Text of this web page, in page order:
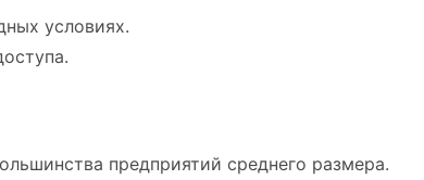
условиях.
предприятий среднего размера.